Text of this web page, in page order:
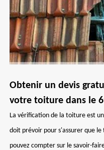
Obtenir un devis
votre toiture dans le
La vérification de la toiture est
doit prévoir pour s'assurer que
pouvez compter sur le savoir-